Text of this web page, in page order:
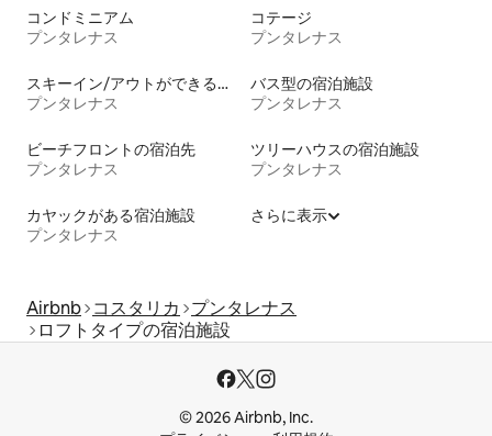
コンドミニアム
プンタレナス
コテージ
プンタレナス
スキーイン/アウトができる宿泊先
プンタレナス
バス型の宿泊施設
プンタレナス
ビーチフロントの宿泊先
プンタレナス
ツリーハウスの宿泊施設
プンタレナス
カヤックがある宿泊施設
プンタレナス
さらに表示
Airbnb コスタリカ
プンタレナス
ロフトタイプの宿泊施設
© 2026 Airbnb, Inc.